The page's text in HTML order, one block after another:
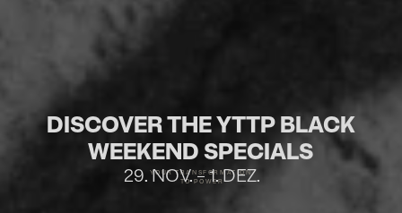
YOUR TRANSFORMATION
TO POWER
DISCOVER THE YTTP BLACK
WEEKEND SPECIALS
29. NOV. – 1. DEZ.